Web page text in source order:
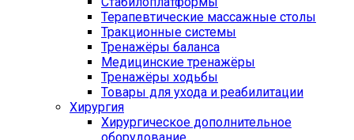
Терапевтические массажные столы
Тракционные системы
Тренажёры баланса
Медицинские тренажёры
Тренажёры ходьбы
Товары для ухода и реабилитации
Хирургия
Хирургическое дополнительное